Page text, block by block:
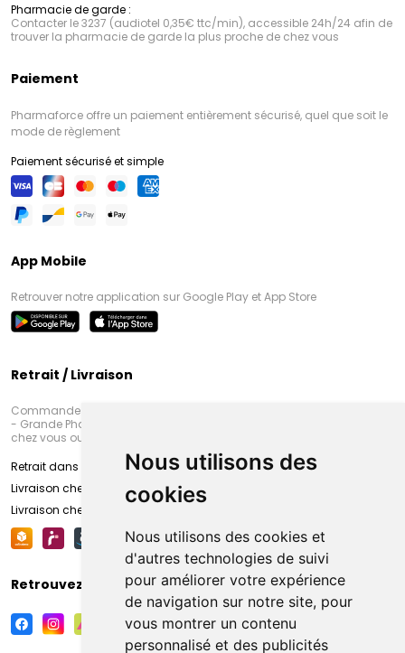
Nous utilisons des
cookies
Nous utilisons des cookies et
d'autres technologies de suivi
pour améliorer votre expérience
de navigation sur notre site, pour
vous montrer un contenu
personnalisé et des publicités
Pharmacie de garde :
Contacter le 3237 (audiotel 0,35€ ttc/min), accessible 24h/24 afin de
trouver la pharmacie de garde la plus proche de chez vous
Paiement
Pharmaforce offre un paiement entièrement sécurisé, quel que soit le
mode de règlement
Paiement sécurisé et simple
App Mobile
Retrouver notre application sur Google Play et App Store
Retrait / Livraison
Commandez en ligne et venez chercher votre commande à Amiens
- Grande Pharmacie d’Amiens (Fachon) ou recevez-là rapidement
chez vous ou en point retrait
Retrait dans la pharmacie d’Amiens
Livraison chez vous
Livraison chez votre commerçant
Retrouvez-nous sur vos réseaux sociaux